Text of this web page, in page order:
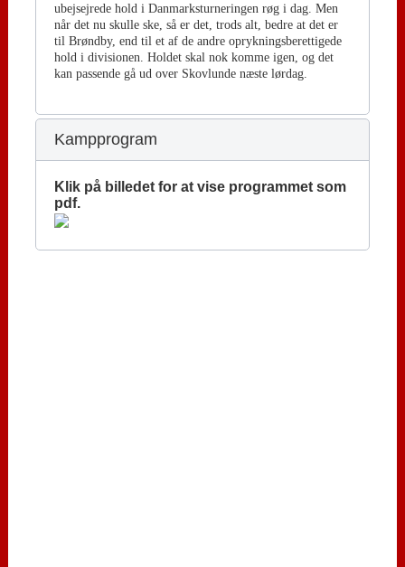
ubejsejrede hold i Danmarksturneringen røg i dag. Men
når det nu skulle ske, så er det, trods alt, bedre at det er
til Brøndby, end til et af de andre oprykningsberettigede
hold i divisionen. Holdet skal nok komme igen, og det
kan passende gå ud over Skovlunde næste lørdag.
Kampprogram
Klik på billedet for at vise programmet som
pdf.